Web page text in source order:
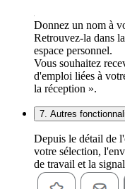
Donnez un nom à
Retrouvez-la dans
espace personnel.
Vous souhaitez
d'emploi liées à
la réception ».
7. Autres
Depuis le détail de
votre sélection,
de travail et la